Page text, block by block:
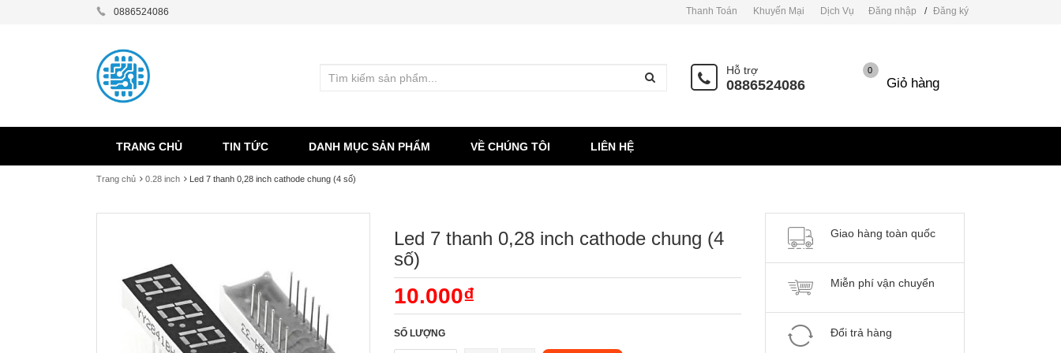
0886524086 Đăng nhập / Đăng ký
Thanh Toán Khuyến Mại Dịch Vụ
Hỗ trợ
0886524086 Giỏ hàng
0
TRANG CHỦ TIN TỨC DANH MỤC SẢN PHẨM VỀ CHÚNG TÔI LIÊN HỆ
Trang chủ 0.28 inch Led 7 thanh 0,28 inch cathode chung (4 số)
Led 7 thanh 0,28 inch cathode chung (4
số)
10.000₫
SỐ LƯỢNG
Giao hàng toàn quốc
Miễn phí vận chuyển
Đổi trả hàng